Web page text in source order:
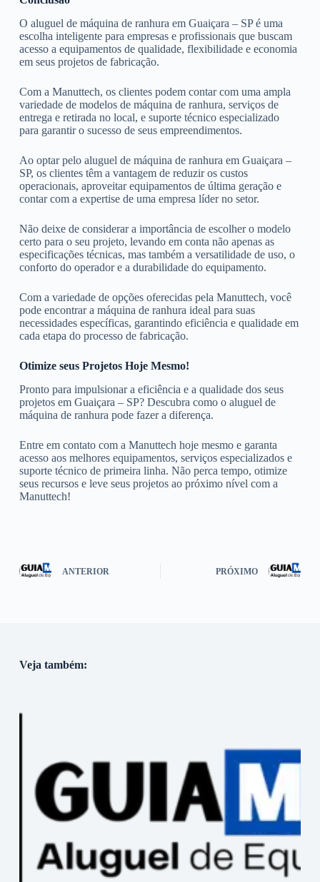
O aluguel de máquina de ranhura em Guaiçara – SP é uma
escolha inteligente para empresas e profissionais que buscam
acesso a equipamentos de qualidade, flexibilidade e economia
em seus projetos de fabricação.
Com a Manuttech, os clientes podem contar com uma ampla
variedade de modelos de máquina de ranhura, serviços de
entrega e retirada no local, e suporte técnico especializado
para garantir o sucesso de seus empreendimentos.
Ao optar pelo aluguel de máquina de ranhura em Guaiçara –
SP, os clientes têm a vantagem de reduzir os custos
operacionais, aproveitar equipamentos de última geração e
contar com a expertise de uma empresa líder no setor.
Não deixe de considerar a importância de escolher o modelo
certo para o seu projeto, levando em conta não apenas as
especificações técnicas, mas também a versatilidade de uso, o
conforto do operador e a durabilidade do equipamento.
Com a variedade de opções oferecidas pela Manuttech, você
pode encontrar a máquina de ranhura ideal para suas
necessidades específicas, garantindo eficiência e qualidade em
cada etapa do processo de fabricação.
Otimize seus Projetos Hoje Mesmo!
Pronto para impulsionar a eficiência e a qualidade dos seus
projetos em Guaiçara – SP? Descubra como o aluguel de
máquina de ranhura pode fazer a diferença.
Entre em contato com a Manuttech hoje mesmo e garanta
acesso aos melhores equipamentos, serviços especializados e
suporte técnico de primeira linha. Não perca tempo, otimize
seus recursos e leve seus projetos ao próximo nível com a
Manuttech!
ANTERIOR PRÓXIMO
Veja também: